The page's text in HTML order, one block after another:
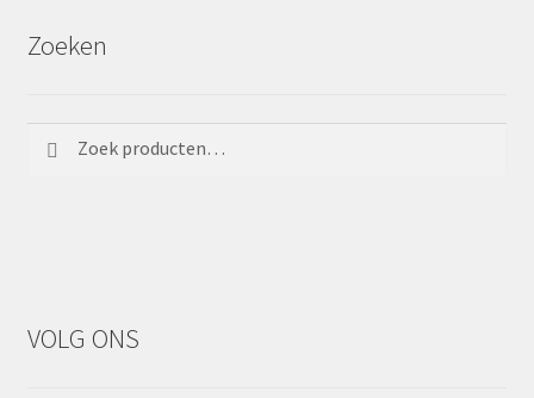
Zoeken
naar:
VOLG ONS